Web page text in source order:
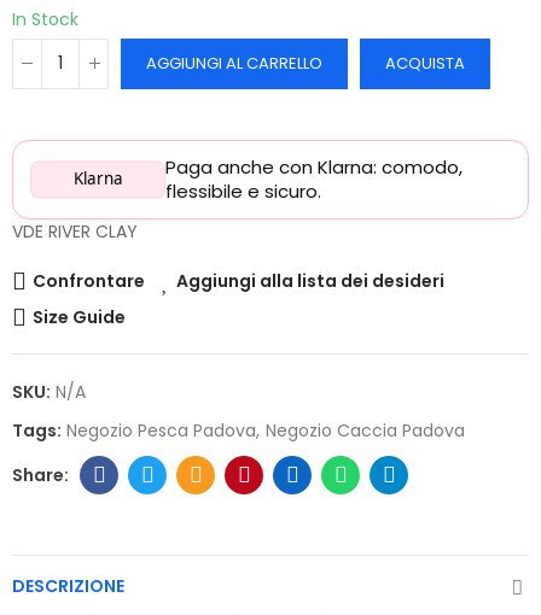
In Stock
AGGIUNGI AL CARRELLO ACQUISTA
Klarna
Paga anche con Klarna: comodo,
flessibile e sicuro.
VDE RIVER CLAY
Confrontare
Aggiungi alla lista dei desideri
Size Guide
SKU: N/A
Tags: Negozio Pesca Padova Negozio Caccia Padova
DESCRIZIONE